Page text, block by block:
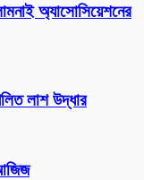
অ্যাসোসিয়েশনের
লাশ উদ্ধার